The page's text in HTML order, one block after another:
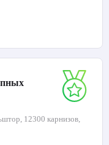
12300 карнизов,